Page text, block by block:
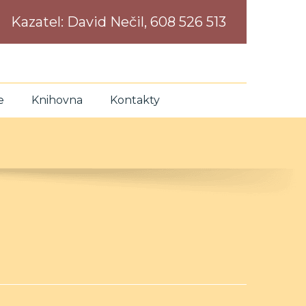
Kazatel: David Nečil, 608 526 513
Knihovna Kontakty